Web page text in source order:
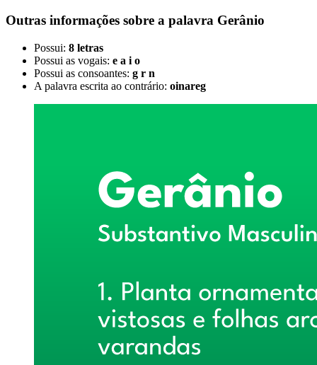
Outras informações sobre a palavra Gerânio
Possui: 8 letras
Possui as vogais: e a i o
Possui as consoantes: g r n
A palavra escrita ao contrário: oinareg